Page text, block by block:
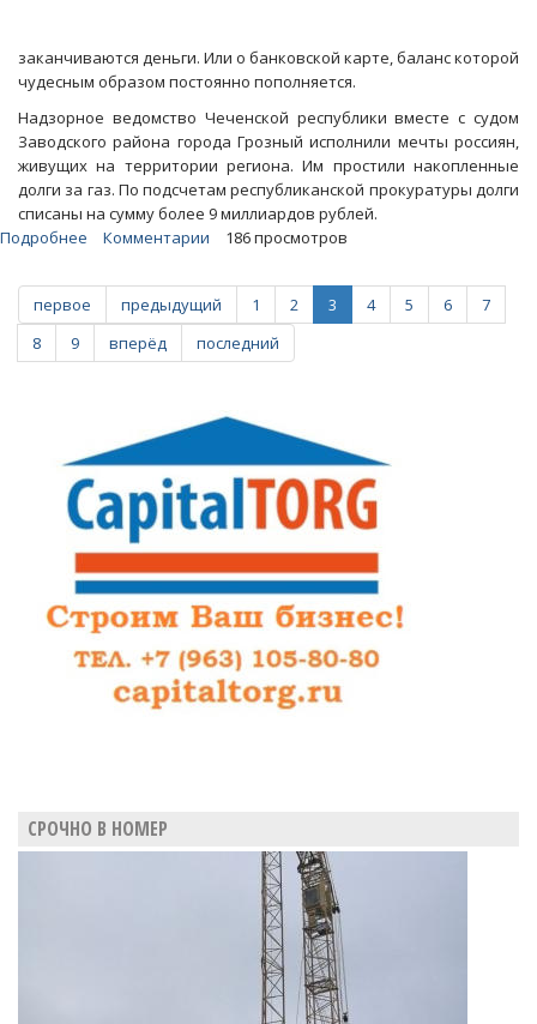
заканчиваются деньги. Или о банковской карте, баланс которой
чудесным образом постоянно пополняется.
Надзорное ведомство Чеченской республики вместе с судом
Заводского района города Грозный исполнили мечты россиян,
живущих на территории региона. Им простили накопленные
долги за газ. По подсчетам республиканской прокуратуры долги
списаны на сумму более 9 миллиардов рублей.
Подробнее
Общественник-
юрист
раскритиковал
списание
Комментарии 186 просмотров
первое предыдущий 1 2 3 4 5 6
7
8
9 вперёд последний
СРОЧНО В НОМЕР